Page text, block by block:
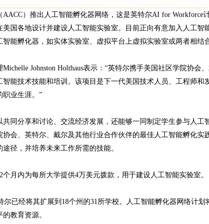
）推出人工智能孵化器网络，这是英特尔AI for Workforce
国各地设计并建设人工智能实验室。目前正向有意加入人工智
能孵化器，如实体实验室、虚拟平台上虚拟实验室或两者相结
Johnston Holthaus表示：“英特尔携手美国社区学院协会
能技术技能和培训。该项目是下一代美国技术人员、工程师和
职业生涯。”
分享和讨论、交流经济发展，还能够一同制定学生参与人工
会、英特尔、戴尔及其他行业合作伙伴的最佳人工智能孵化实
径，并培养未来工作所需的技能。
内为每所大学提供4万美元拨款，用于建设人工智能实验室。
已经将其扩展到18个州的31所学校。人工智能孵化器网络计划
教育资源。